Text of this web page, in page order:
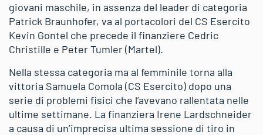
giovani maschile, in assenza del leader di categoria
Patrick Braunhofer, va al portacolori del CS Esercito
Kevin Gontel che precede il finanziere Cedric
Christille e Peter Tumler (Martel).
Nella stessa categoria ma al femminile torna alla
vittoria Samuela Comola (CS Esercito) dopo una
serie di problemi fisici che l’avevano rallentata nelle
ultime settimane. La finanziera Irene Lardschneider
a causa di un’imprecisa ultima sessione di tiro in